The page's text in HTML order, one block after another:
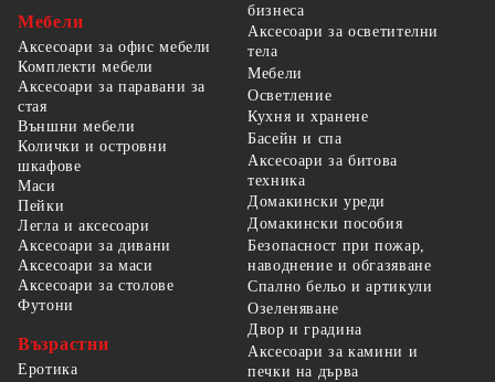
Мебели
Аксесоари за офис мебели
Комплекти мебели
Аксесоари за паравани за
стая
Външни мебели
Колички и островни
шкафове
Маси
Пейки
Легла и аксесоари
Аксесоари за дивани
Аксесоари за маси
Аксесоари за столове
Футони
Възрастни
Еротика
бизнеса
Аксесоари за осветителни
тела
Мебели
Осветление
Кухня и хранене
Басейн и спа
Аксесоари за битова
техника
Домакински уреди
Домакински пособия
Безопасност при пожар,
наводнение и обгазяване
Спално бельо и артикули
Озеленяване
Двор и градина
Аксесоари за камини и
печки на дърва